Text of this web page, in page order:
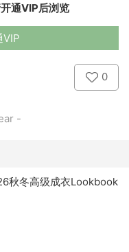
通VIP后浏览
VIP
0
-
秋冬高级成衣Lookbook